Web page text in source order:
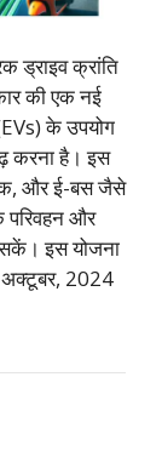
ड्राइव क्रांति
की एक नई
के उपयोग
करना है। इस
और ई-बस जैसे
परिवहन और
सकें। इस योजना
अक्टूबर, 2024